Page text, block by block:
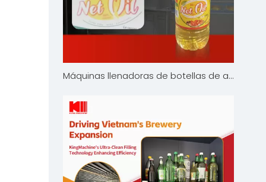
Máquinas llenadoras de botellas de aceite comestible: calidad, fiabilidad, productividad